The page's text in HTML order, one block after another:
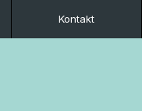
Kontakt